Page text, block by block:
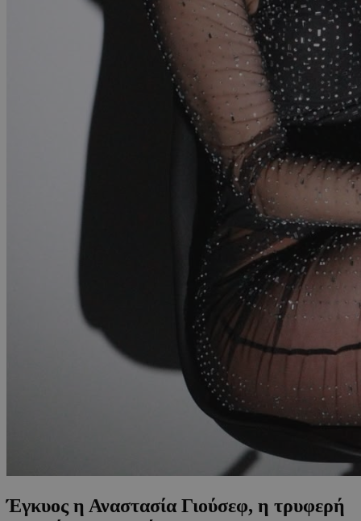
Έγκυος η Αναστασία Γιούσεφ, η τρυφερή